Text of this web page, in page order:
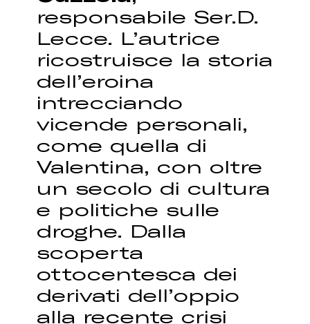
responsabile Ser.D.
Lecce. L’autrice
ricostruisce la storia
dell’eroina
intrecciando
vicende personali,
come quella di
Valentina, con oltre
un secolo di cultura
e politiche sulle
droghe. Dalla
scoperta
ottocentesca dei
derivati dell’oppio
alla recente crisi